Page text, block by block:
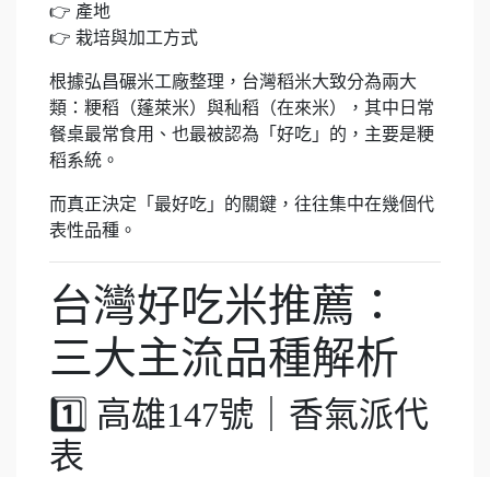
👉 產地
👉 栽培與加工方式
根據弘昌碾米工廠整理，台灣稻米大致分為兩大
類：粳稻（蓬萊米）與秈稻（在來米），其中日常
餐桌最常食用、也最被認為「好吃」的，主要是粳
稻系統。
而真正決定「最好吃」的關鍵，往往集中在幾個代
表性品種。
台灣好吃米推薦：
三大主流品種解析
1️⃣ 高雄147號｜香氣派代
表